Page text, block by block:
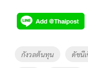
e
b
o
tt
er
p
y
Li
Tags
กังวลต้นทุน ดัชนี